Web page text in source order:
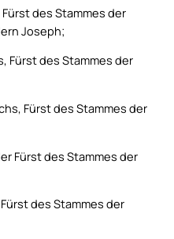
des Stammes der
Joseph;
Fürst des Stammes der
Fürst des Stammes der
Fürst des Stammes der
des Stammes der